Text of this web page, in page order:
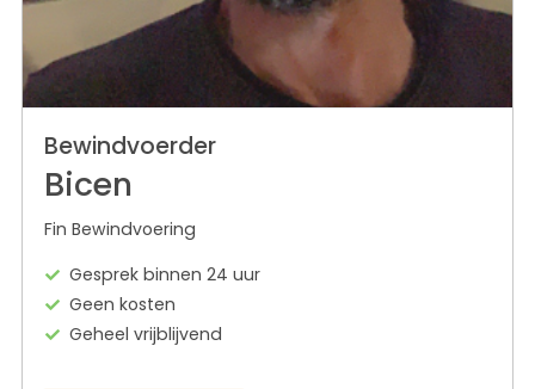
Bewindvoerder
Bicen
Fin Bewindvoering
Gesprek binnen 24 uur
Geen kosten
Geheel vrijblijvend